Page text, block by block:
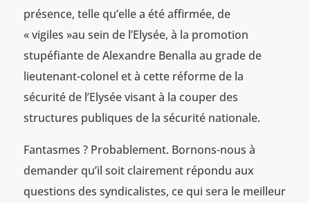
présence, telle qu’elle a été affirmée, de
« vigiles »au sein de l’Elysée, à la promotion
stupéfiante de Alexandre Benalla au grade de
lieutenant-colonel et à cette réforme de la
sécurité de l’Elysée visant à la couper des
structures publiques de la sécurité nationale.
Fantasmes ? Probablement. Bornons-nous à
demander qu’il soit clairement répondu aux
questions des syndicalistes, ce qui sera le meilleur